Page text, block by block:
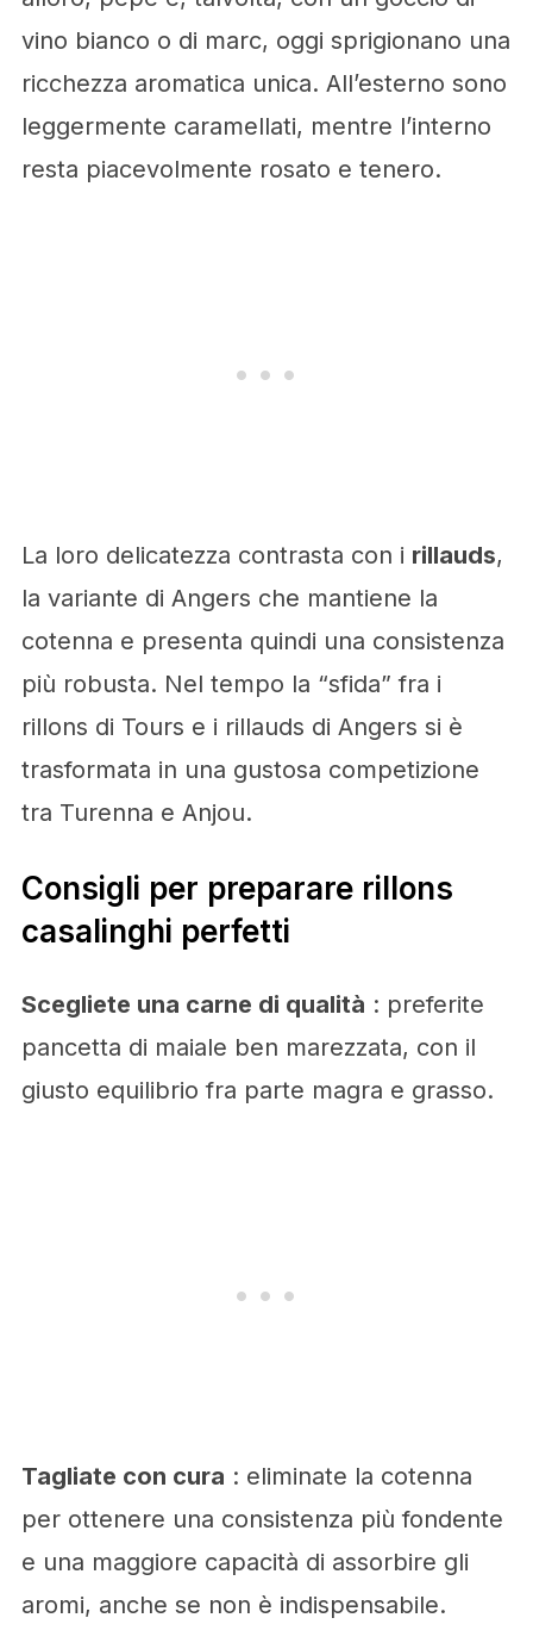
vino bianco o di marc, oggi sprigionano una
ricchezza aromatica unica. All’esterno sono
leggermente caramellati, mentre l’interno
resta piacevolmente rosato e tenero.
La loro delicatezza contrasta con i rillauds,
la variante di Angers che mantiene la
cotenna e presenta quindi una consistenza
più robusta. Nel tempo la “sfida” fra i
rillons di Tours e i rillauds di Angers si è
trasformata in una gustosa competizione
tra Turenna e Anjou.
Consigli per preparare rillons
casalinghi perfetti
Scegliete una carne di qualità : preferite
pancetta di maiale ben marezzata, con il
giusto equilibrio fra parte magra e grasso.
Tagliate con cura : eliminate la cotenna
per ottenere una consistenza più fondente
e una maggiore capacità di assorbire gli
aromi, anche se non è indispensabile.